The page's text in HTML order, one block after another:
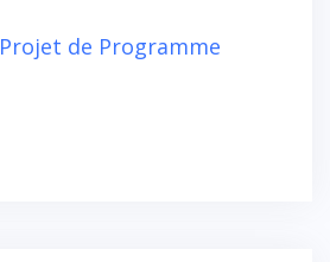
Projet de Programme